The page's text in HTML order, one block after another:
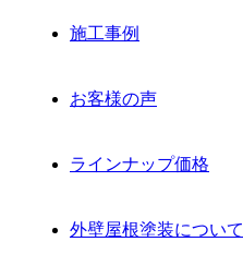
施工事例
お客様の声
ラインナップ価格
外壁屋根塗装について